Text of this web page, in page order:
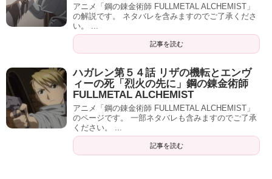
アニメ「鋼の錬金術師 FULLMETAL ALCHEMIST」
の解説です。 ネタバレを含みますのでご了承くださ
い。 ...
記事を読む
ハガレン第５４話 リザの機転とエンヴ
ィーの死「烈火の先に」鋼の錬金術師
FULLMETAL ALCHEMIST
アニメ「鋼の錬金術師 FULLMETAL ALCHEMIST」
のページです。 一部ネタバレも含みますのでご了承
ください。 ...
記事を読む